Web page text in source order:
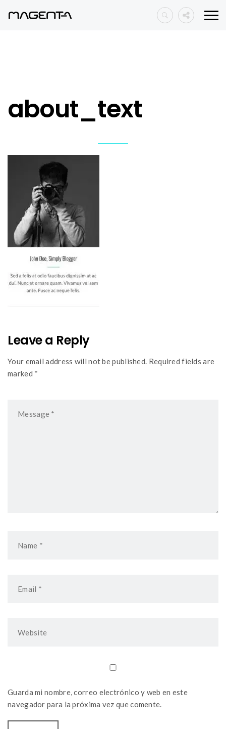
about_text
Leave a Reply
Your email address will not be published. Required fields are
marked *
Guarda mi nombre, correo electrónico y web en este
navegador para la próxima vez que comente.